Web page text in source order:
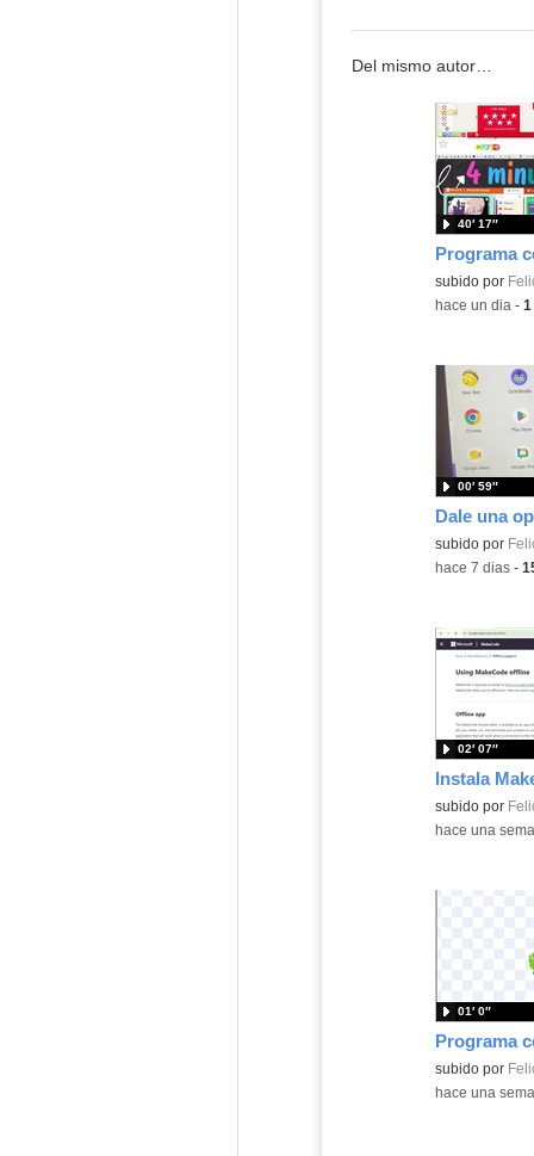
Del mismo autor…
Contenido
subido por
40′ 17″
-hace un dia - 1
Contenido
subido por
00′ 59″
-hace 7 dias-
Contenido
subido por
02′ 07″
-hace una
Contenido
subido por
01′ 0″
-hace una